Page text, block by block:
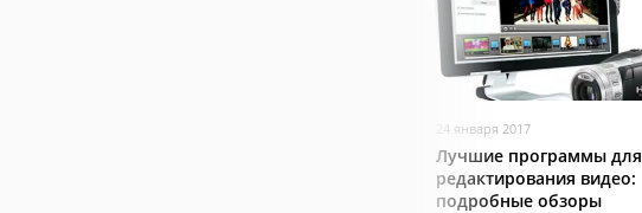
24 января 2017
Лучшие программы для
редактирования видео:
подробные обзоры